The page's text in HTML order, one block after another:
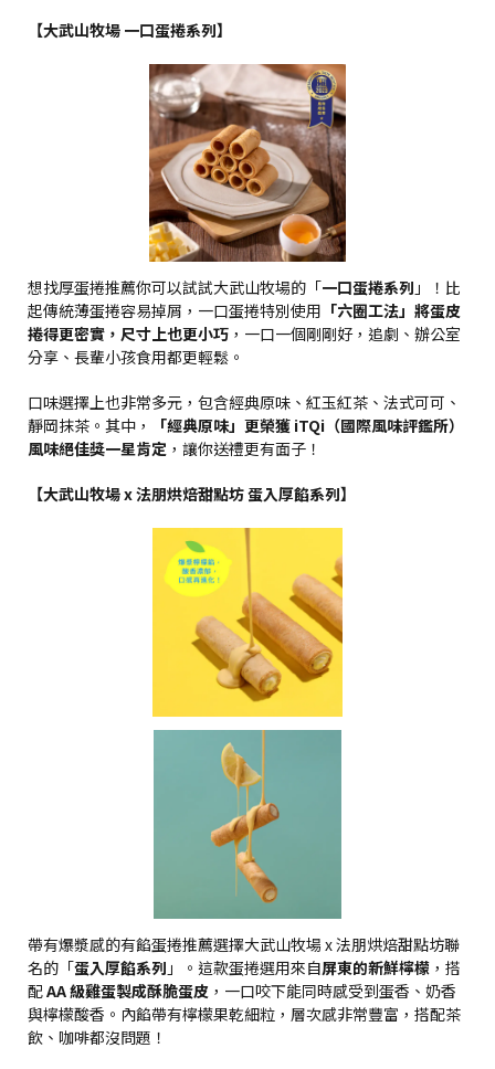
【大武山牧場 一口蛋捲系列】
想找厚蛋捲推薦你可以試試大武山牧場的「一口蛋捲系列 」！比
起傳統薄蛋捲容易掉屑，一口蛋捲特別使用 「六圈工法」將蛋皮
捲得更密實，尺寸上也更小巧 ，一口一個剛剛好，追劇、辦公室
分享、長輩小孩食用都更輕鬆。
口味選擇上也非常多元，包含經典原味、紅玉紅茶、法式可可、
靜岡抹茶。其中，
「經典原味」更榮獲 iTQi（國際風味評鑑所）
風味絕佳獎一星肯定 ，讓你送禮更有面子！
【大武山牧場 x 法朋烘焙甜點坊 蛋入厚餡系列】
帶有爆漿感的有餡蛋捲推薦選擇大武山牧場 x 法朋烘焙甜點坊聯
名的「蛋入厚餡系列 」。這款蛋捲選用來自屏東的新鮮檸檬 ，搭
配AA 級雞蛋製成酥脆蛋皮 ，一口咬下能同時感受到蛋香、奶香
與檸檬酸香。內餡帶有檸檬果乾細粒，層次感非常豐富，搭配茶
飲、咖啡都沒問題！